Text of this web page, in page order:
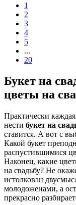
1
2
3
4
5
...
20
Букет на
цветы на
Практически
нести букет на
ставится. А вот с
Какой букет
распустившимися
Наконец, какие
на свадьбу? Не
истолкован
молодоженами, а
прекрасно